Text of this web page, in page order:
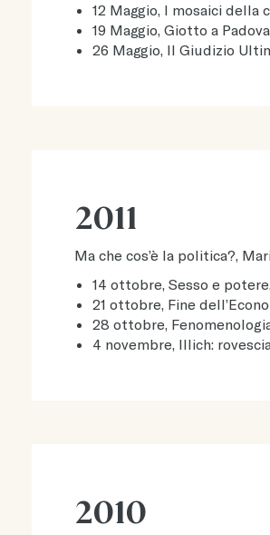
12 Maggio, I mosaici
19 Maggio, Giotto a
26 Maggio, Il Giudizio
2011
Ma che cos’è la politica?,
14 ottobre, Sesso e
21 ottobre, Fine
28 ottobre,
4 novembre, Illich:
2010